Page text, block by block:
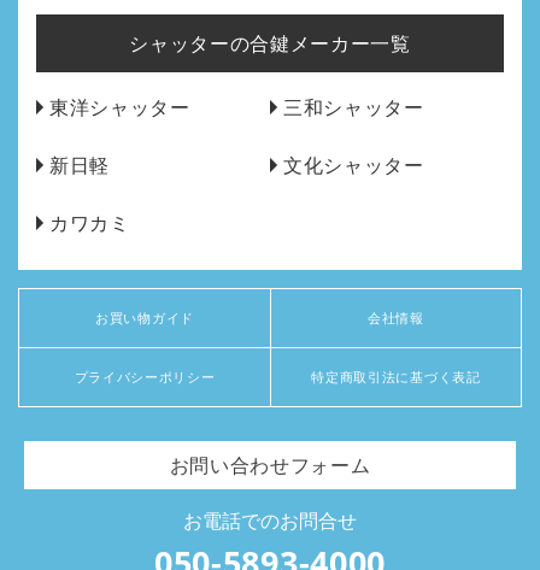
シャッターの合鍵メーカー一覧
東洋シャッター 三和シャッター
新日軽 文化シャッター
カワカミ
お買い物ガイド 会社情報
プライバシーポリシー 特定商取引法に基づく表記
お問い合わせフォーム
お電話でのお問合せ